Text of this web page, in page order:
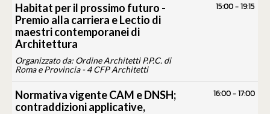
Habitat per il prossimo futuro -
Premio alla carriera e Lectio di
maestri contemporanei di
Architettura
Organizzato da: Ordine Architetti P.P.C. di
Roma e Provincia - 4 CFP Architetti
15:00-19:15
Normativa vigente CAM e DNSH;
contraddizioni applicative,
16:00-17:00